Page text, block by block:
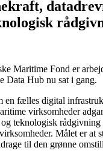
Maritime Fond er
Data Hub nu sat i gang.
en fælles digital
virksomheder
og teknologisk
Målet er at
til den grønne